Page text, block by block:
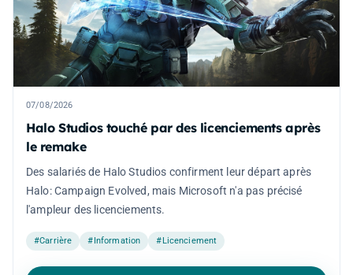
07/08/2026
Halo Studios touché par des licenciements après
le remake
Des salariés de Halo Studios confirment leur départ après
Halo: Campaign Evolved, mais Microsoft n'a pas précisé
l'ampleur des licenciements.
#Carrière #Information #Licenciement